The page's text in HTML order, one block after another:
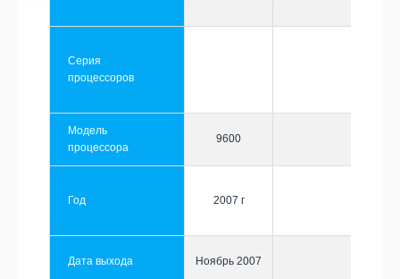
Серия
процессоров
Модель
процессора
9600
Год 2007 г
Дата выхода Ноябрь 2007